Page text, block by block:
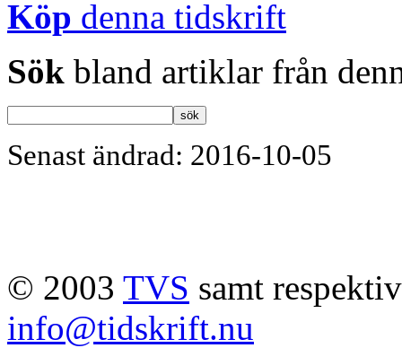
Köp denna tidskrift
Sök bland artiklar från
Senast ändrad: 2016-10-05
© 2003 TVS samt
info@tidskrift.nu